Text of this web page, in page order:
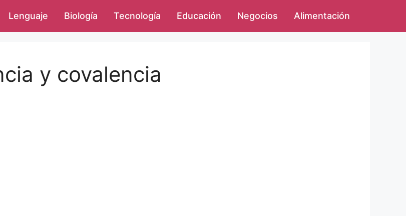
Lenguaje Biología Tecnología Educación Negocios Alimentación
y covalencia